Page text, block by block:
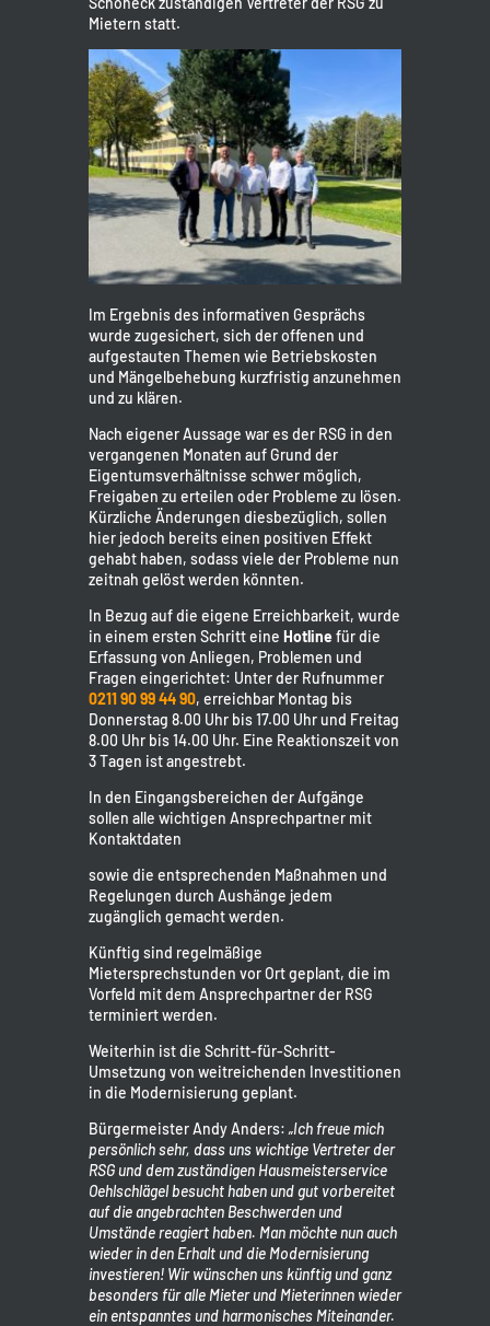
Mietern statt.
Im Ergebnis des informativen Gesprächs
wurde zugesichert, sich der offenen und
aufgestauten Themen wie Betriebskosten
und Mängelbehebung kurzfristig anzunehmen
und zu klären.
Nach eigener Aussage war es der RSG in den
vergangenen Monaten auf Grund der
Eigentumsverhältnisse schwer möglich,
Freigaben zu erteilen oder Probleme zu lösen.
Kürzliche Änderungen diesbezüglich, sollen
hier jedoch bereits einen positiven Effekt
gehabt haben, sodass viele der Probleme nun
zeitnah gelöst werden könnten.
In Bezug auf die eigene Erreichbarkeit, wurde
in einem ersten Schritt eine Hotline für die
Erfassung von Anliegen, Problemen und
Fragen eingerichtet: Unter der Rufnummer
0211 90 99 44 90, erreichbar Montag bis
Donnerstag 8.00 Uhr bis 17.00 Uhr und Freitag
8.00 Uhr bis 14.00 Uhr. Eine Reaktionszeit von
3 Tagen ist angestrebt.
In den Eingangsbereichen der Aufgänge
sollen alle wichtigen Ansprechpartner mit
Kontaktdaten
sowie die entsprechenden Maßnahmen und
Regelungen durch Aushänge jedem
zugänglich gemacht werden.
Künftig sind regelmäßige
Mietersprechstunden vor Ort geplant, die im
Vorfeld mit dem Ansprechpartner der RSG
terminiert werden.
Weiterhin ist die Schritt-für-Schritt-
Umsetzung von weitreichenden Investitionen
in die Modernisierung geplant.
Bürgermeister Andy Anders: „Ich freue mich
persönlich sehr, dass uns wichtige Vertreter der
RSG und dem zuständigen Hausmeisterservice
Oehlschlägel besucht haben und gut vorbereitet
auf die angebrachten Beschwerden und
Umstände reagiert haben. Man möchte nun auch
wieder in den Erhalt und die Modernisierung
investieren! Wir wünschen uns künftig und ganz
besonders für alle Mieter und Mieterinnen wieder
ein entspanntes und harmonisches Miteinander.